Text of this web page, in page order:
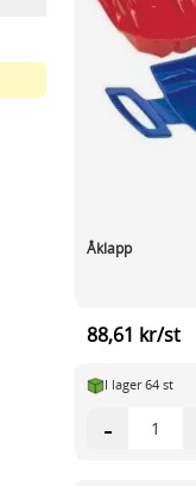
Åklapp
88,61 kr/st
I lager 64 st
-